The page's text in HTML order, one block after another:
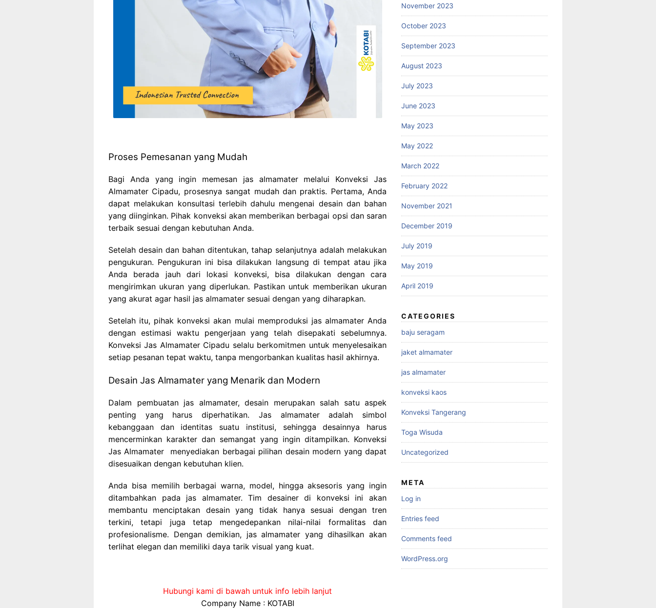
Proses Pemesanan yang Mudah
Bagi Anda yang ingin memesan jas almamater melalui Konveksi Jas
Almamater Cipadu, prosesnya sangat mudah dan praktis. Pertama, Anda
dapat melakukan konsultasi terlebih dahulu mengenai desain dan bahan
yang diinginkan. Pihak konveksi akan memberikan berbagai opsi dan saran
terbaik sesuai dengan kebutuhan Anda.
Setelah desain dan bahan ditentukan, tahap selanjutnya adalah melakukan
pengukuran. Pengukuran ini bisa dilakukan langsung di tempat atau jika
Anda berada jauh dari lokasi konveksi, bisa dilakukan dengan cara
mengirimkan ukuran yang diperlukan. Pastikan untuk memberikan ukuran
yang akurat agar hasil jas almamater sesuai dengan yang diharapkan.
Setelah itu, pihak konveksi akan mulai memproduksi jas almamater Anda
dengan estimasi waktu pengerjaan yang telah disepakati sebelumnya.
Konveksi Jas Almamater Cipadu selalu berkomitmen untuk menyelesaikan
setiap pesanan tepat waktu, tanpa mengorbankan kualitas hasil akhirnya.
Desain Jas Almamater yang Menarik dan Modern
Dalam pembuatan jas almamater, desain merupakan salah satu aspek
penting yang harus diperhatikan. Jas almamater adalah simbol
kebanggaan dan identitas suatu institusi, sehingga desainnya harus
mencerminkan karakter dan semangat yang ingin ditampilkan. Konveksi
Jas Almamater menyediakan berbagai pilihan desain modern yang dapat
disesuaikan dengan kebutuhan klien.
Anda bisa memilih berbagai warna, model, hingga aksesoris yang ingin
ditambahkan pada jas almamater. Tim desainer di konveksi ini akan
membantu menciptakan desain yang tidak hanya sesuai dengan tren
terkini, tetapi juga tetap mengedepankan nilai-nilai formalitas dan
profesionalisme. Dengan demikian, jas almamater yang dihasilkan akan
terlihat elegan dan memiliki daya tarik visual yang kuat.
Hubungi kami di bawah untuk info lebih lanjut
Company Name : KOTABI
November 2023
October 2023
September 2023
August 2023
July 2023
June 2023
May 2023
May 2022
March 2022
February 2022
November 2021
December 2019
July 2019
May 2019
April 2019
CATEGORIES
baju seragam
jaket almamater
jas almamater
konveksi kaos
Konveksi Tangerang
Toga Wisuda
Uncategorized
META
Log in
Entries feed
Comments feed
WordPress.org